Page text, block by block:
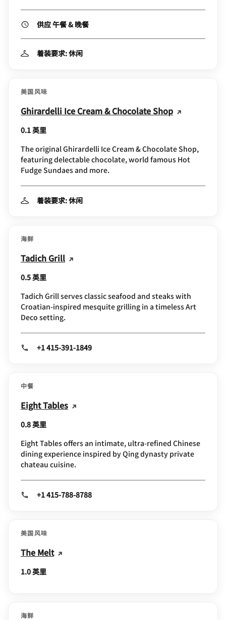
供应 午餐 & 晚餐
着装要求: 休闲
美国风味
Ghirardelli Ice Cream & Chocolate Shop
0.1 英里
The original Ghirardelli Ice Cream & Chocolate Shop,
featuring delectable chocolate, world famous Hot
Fudge Sundaes and more.
着装要求: 休闲
海鲜
Tadich Grill
0.5 英里
Tadich Grill serves classic seafood and steaks with
Croatian-inspired mesquite grilling in a timeless Art
Deco setting.
+1 415-391-1849
中餐
Eight Tables
0.8 英里
Eight Tables offers an intimate, ultra-refined Chinese
dining experience inspired by Qing dynasty private
chateau cuisine.
+1 415-788-8788
美国风味
The Melt
1.0 英里
海鲜